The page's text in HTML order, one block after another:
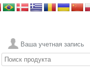
Ваша учетная запись